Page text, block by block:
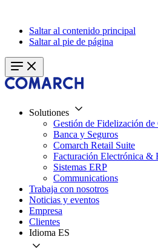
Saltar al contenido principal
Saltar al pie de página
Solutiones
Gestión de Fidelización de
Banca y Seguros
Comarch Retail Suite
Facturación Electrónica &
Sistemas ERP
Communications
Trabaja con nosotros
Noticias y eventos
Empresa
Clientes
Idioma ES